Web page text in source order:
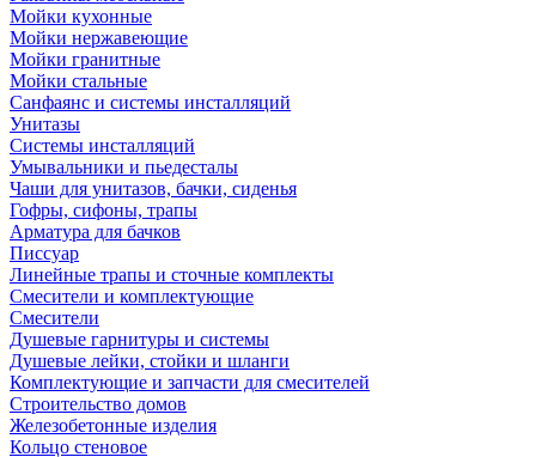
Мойки кухонные
Мойки нержавеющие
Мойки гранитные
Мойки стальные
Санфаянс и системы инсталляций
Унитазы
Системы инсталляций
Умывальники и пьедесталы
Чаши для унитазов, бачки, сиденья
Гофры, сифоны, трапы
Арматура для бачков
Писсуар
Линейные трапы и сточные комплекты
Смесители и комплектующие
Смесители
Душевые гарнитуры и системы
Душевые лейки, стойки и шланги
Комплектующие и запчасти для смесителей
Строительство домов
Железобетонные изделия
Кольцо стеновое